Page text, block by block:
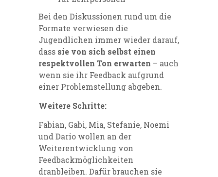
Bei den Diskussionen rund um die
Formate verwiesen die
Jugendlichen immer wieder darauf,
dass sie von sich selbst einen
respektvollen Ton erwarten – auch
wenn sie ihr Feedback aufgrund
einer Problemstellung abgeben.
Weitere Schritte:
Fabian, Gabi, Mia, Stefanie, Noemi
und Dario wollen an der
Weiterentwicklung von
Feedbackmöglichkeiten
dranbleiben. Dafür brauchen sie